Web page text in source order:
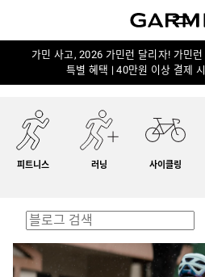
가민 사고, 2026 가민런 달리자! 가민
특별 혜택 | 40만원 이상 결제
피트니스 러닝 사이클링